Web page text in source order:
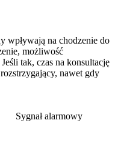
wpływają na chodzenie do
możliwość
tak, czas na konsultację
nawet gdy
Sygnał alarmowy